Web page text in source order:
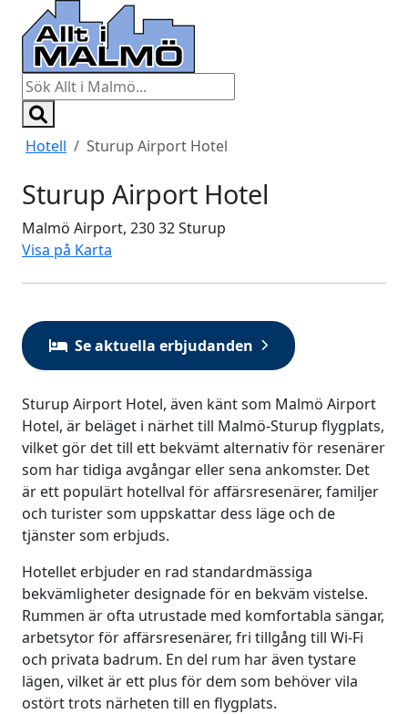
Hotell Sturup Airport Hotel
Sturup Airport Hotel
Malmö Airport, 230 32 Sturup
Visa på Karta
Se aktuella erbjudanden
Sturup Airport Hotel, även känt som Malmö Airport
Hotel, är beläget i närhet till Malmö-Sturup flygplats,
vilket gör det till ett bekvämt alternativ för resenärer
som har tidiga avgångar eller sena ankomster. Det
är ett populärt hotellval för affärsresenärer, familjer
och turister som uppskattar dess läge och de
tjänster som erbjuds.
Hotellet erbjuder en rad standardmässiga
bekvämligheter designade för en bekväm vistelse.
Rummen är ofta utrustade med komfortabla sängar,
arbetsytor för affärsresenärer, fri tillgång till Wi-Fi
och privata badrum. En del rum har även tystare
lägen, vilket är ett plus för dem som behöver vila
ostört trots närheten till en flygplats.